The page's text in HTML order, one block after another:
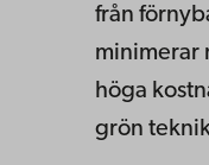
från
minimerar
höga
grön